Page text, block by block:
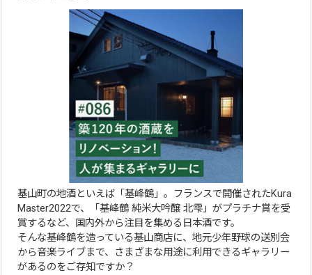
基山町の地酒といえば「基峰鶴」。フランスで開催されたKura
Master2022で、「基峰鶴 純米大吟醸 北雫」がプラチナ賞を受
賞するなど、国内外から注目を集める日本酒です。
そんな基峰鶴を造っている基山商店に、地元少年野球の送別会
から音楽ライブまで、さまざまな用途に利用できるギャラリー
があるのをご存知ですか？